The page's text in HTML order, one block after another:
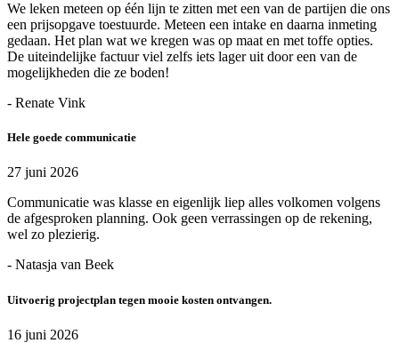
We leken meteen op één lijn te zitten met een van de partijen die ons
een prijsopgave toestuurde. Meteen een intake en daarna inmeting
gedaan. Het plan wat we kregen was op maat en met toffe opties.
De uiteindelijke factuur viel zelfs iets lager uit door een van de
mogelijkheden die ze boden!
- Renate Vink
Hele goede communicatie
27 juni 2026
Communicatie was klasse en eigenlijk liep alles volkomen volgens
de afgesproken planning. Ook geen verrassingen op de rekening,
wel zo plezierig.
- Natasja van Beek
Uitvoerig projectplan tegen mooie kosten ontvangen.
16 juni 2026